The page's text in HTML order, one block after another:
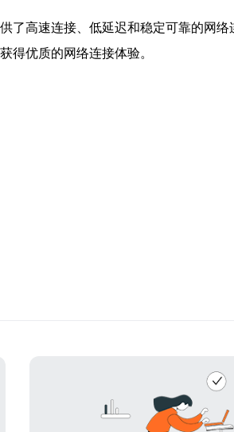
了高速连接、低延迟和稳定可靠的网络
得优质的网络连接体验。